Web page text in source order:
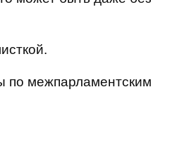
по межпарламентским